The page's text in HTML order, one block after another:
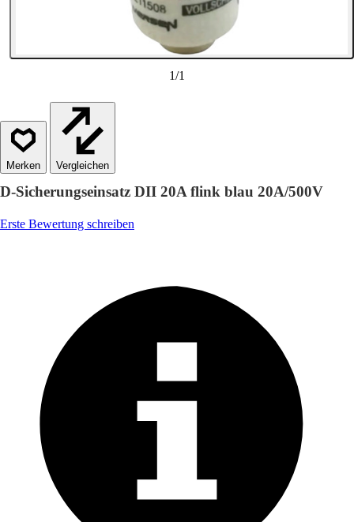
1/1
Vergleichen
D-Sicherungseinsatz DII 20A flink blau 20A/500V
Erste Bewertung schreiben